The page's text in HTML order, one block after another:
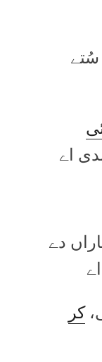
سُتے
اے
دے
کر